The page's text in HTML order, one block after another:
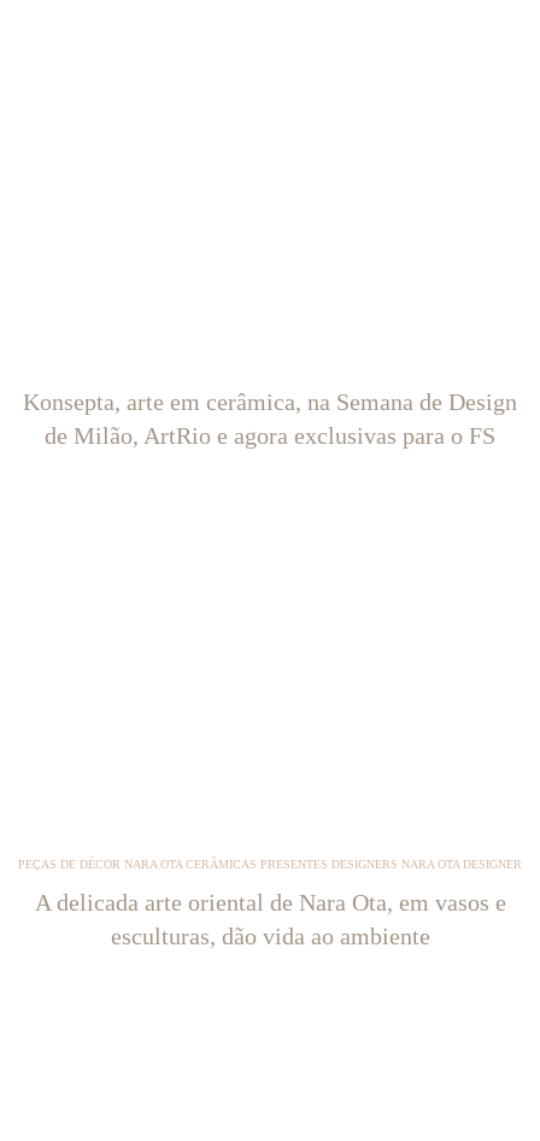
Konsepta, arte em cerâmica, na Semana de Design
de Milão, ArtRio e agora exclusivas para o FS
PEÇAS DE DÉCOR NARA OTA CERÂMICAS PRESENTES DESIGNERS NARA OTA DESIGNER
A delicada arte oriental de Nara Ota, em vasos e
esculturas, dão vida ao ambiente